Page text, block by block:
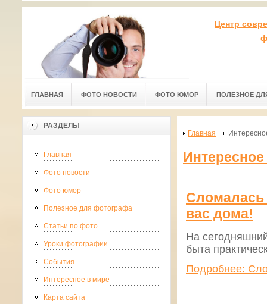
Центр
ГЛАВНАЯ ФОТО НОВОСТИ ФОТО ЮМОР ПОЛЕЗНОЕ
РАЗДЕЛЫ
Главная
Фото новости
Фото юмор
Полезное для фотографа
Статьи по фото
Уроки фотографии
События
Интересное в мире
Карта сайта
Главная
Сломалась
вас дома!
На
быта
Подробнее: